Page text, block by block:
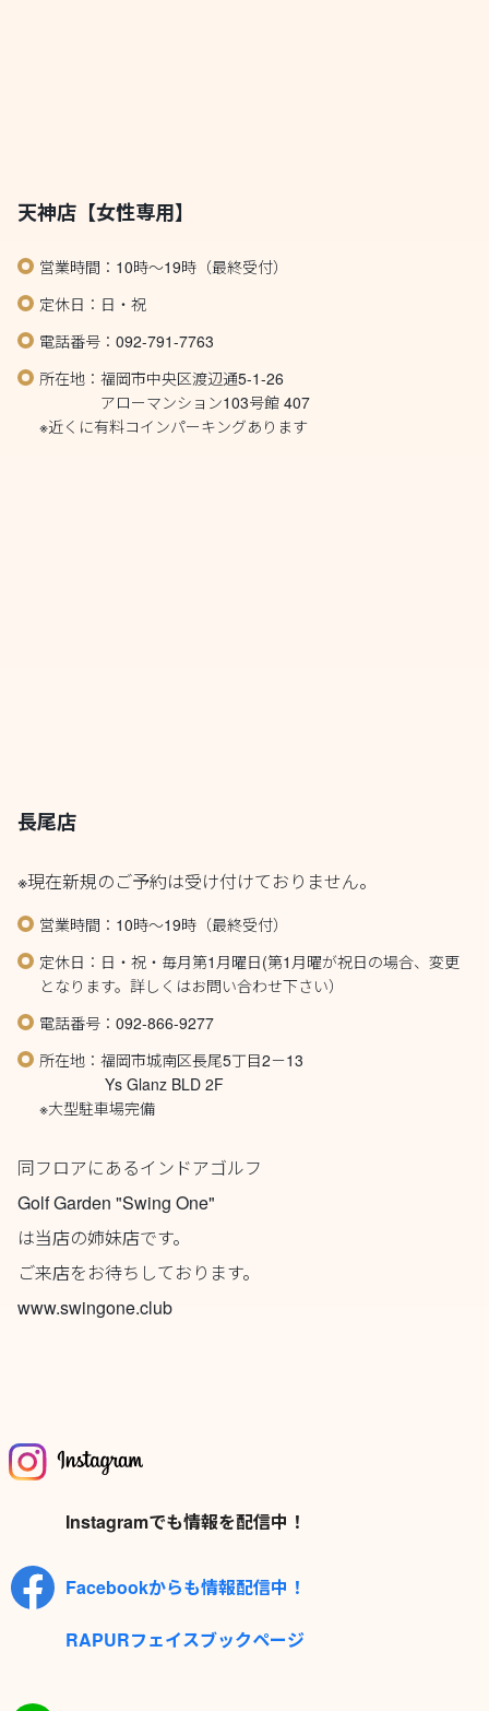
天神店【女性専用】
営業時間：10時～19時（最終受付）
定休日：日・祝
電話番号：092-791-7763
所在地：福岡市中央区渡辺通5-1-26
アローマンション103号館 407
※近くに有料コインパーキングあります
長尾店
※現在新規のご予約は受け付けておりません。
営業時間：10時～19時（最終受付）
定休日：日・祝・毎月第1月曜日(第1月曜が祝日の場合、変更
となります。詳しくはお問い合わせ下さい）
電話番号：092-866-9277
所在地：福岡市城南区長尾5丁目2－13
Ys Glanz BLD 2F
※大型駐車場完備
同フロアにあるインドアゴルフ
Golf Garden "Swing One"
は当店の姉妹店です。
ご来店をお待ちしております。
www.swingone.club
Instagramでも情報を配信中！
Facebookからも情報配信中！
RAPURフェイスブックページ